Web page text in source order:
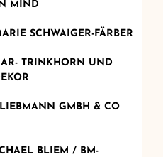
MIND
SCHWAIGER-FÄRBER
TRINKHORN UND
GMBH & CO
BLIEM / BM-